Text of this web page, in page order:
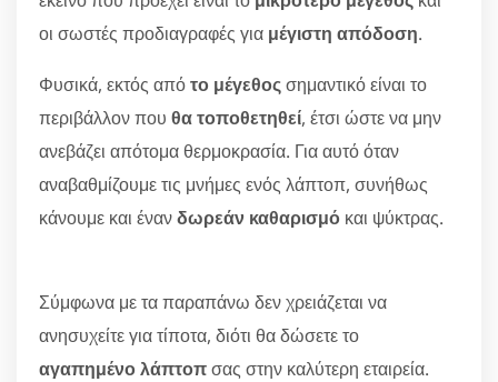
οι σωστές προδιαγραφές για μέγιστη απόδοση.
Φυσικά, εκτός απότο μέγεθοςσημαντικό είναι το
περιβάλλον που θα τοποθετηθεί, έτσι ώστε να μην
ανεβάζει απότομα θερμοκρασία. Για αυτό όταν
αναβαθμίζουμε τις μνήμες ενός λάπτοπ, συνήθως
κάνουμε και ένανδωρεάν καθαρισμό και ψύκτρας.
Σύμφωνα με τα παραπάνω δεν χρειάζεται να
ανησυχείτε για τίποτα, διότι θα δώσετε το
αγαπημένο λάπτοπσας στην καλύτερη εταιρεία.